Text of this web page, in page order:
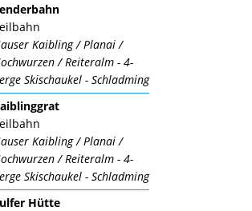
Kaibling / Planai /
/ Reiteralm - 4-
Skischaukel - Schladming
Kaibling / Planai /
/ Reiteralm - 4-
Skischaukel - Schladming
Hütte